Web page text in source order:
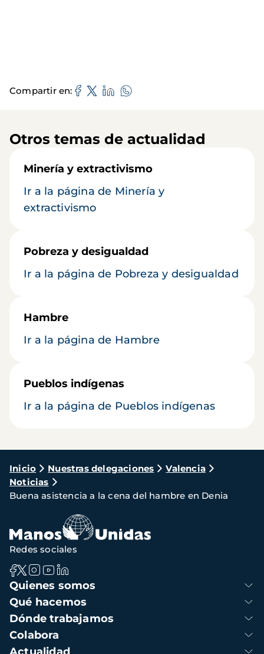
Compartir en
Otros temas de actualidad
Minería y extractivismo
Ir a la página de Minería y
extractivismo
Pobreza y desigualdad
Ir a la página de Pobreza y desigualdad
Hambre
Ir a la página de Hambre
Pueblos indígenas
Ir a la página de Pueblos indígenas
Ruta
de
navegación
Inicio Nuestras delegaciones
Valencia
Noticias
Buena asistencia a la cena del hambre en Denia
Navegación
principal
Quienes somos
Qué hacemos
Dónde trabajamos
Colabora
Redes sociales